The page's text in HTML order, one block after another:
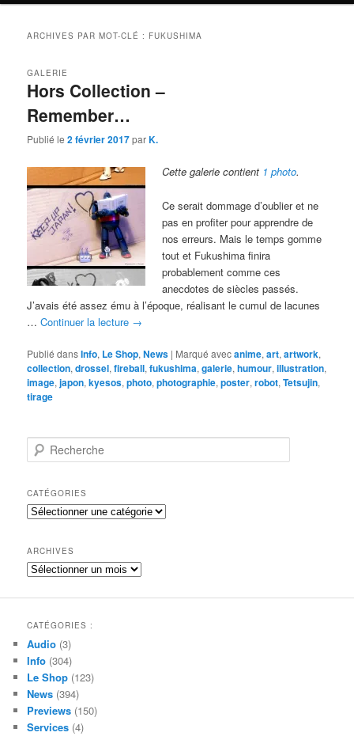
ARCHIVES PAR MOT-CLÉ : FUKUSHIMA
Hors Collection –
Remember…
GALERIE
Publié le2 février 2017parK.
Cette galerie contient 1 photo.
Ce serait dommage d’oublier et ne
pas en profiter pour apprendre de
nos erreurs. Mais le temps gomme
tout et Fukushima finira
probablement comme ces
anecdotes de siècles passés.
J’avais été assez ému à l’époque, réalisant le cumul de lacunes
…Continuer la lecture →
Publié dansInfo, Le Shop,News | Marqué avecanime,art,artwork,
collection,drossel,fireball,fukushima,galerie,humour,illustration,
image,japon,kyesos,photo,photographie,poster,robot,Tetsujin,
tirage
e
h
e
r
h
e
CATÉGORIES
Catégories
ARCHIVES
Archives
CATÉGORIES :
Audio (3)
Info (304)
Le Shop (123)
News (394)
Previews (150)
Services (4)